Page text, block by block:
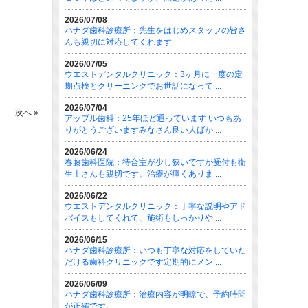
次へ »
2026/07/08
ハナダ歯科診療所：先生をはじめスタッフの皆さ
んも親切に対応してくれます
2026/07/05
ウエストデンタルクリニック：3ヶ月に一度の定
期点検とクリーニングでお世話になって ...
2026/07/04
アップル歯科：25年ほど通っています いつもあ
りがとうございますみなさん良い人ばか ...
2026/06/24
春藤歯科医院：待合室が少し狭いですが受付も衛
生士さんも親切です。治療が痛くありま ...
2026/06/22
ウエストデンタルクリニック：丁寧な説明やアド
バイスもしてくれて、施術もしっかりや ...
2026/06/15
ハナダ歯科診療所：いつも丁寧な対応をしていた
だける歯科クリニックです定期的にメン ...
2026/06/09
ハナダ歯科診療所：治療内容が明瞭で、予約時間